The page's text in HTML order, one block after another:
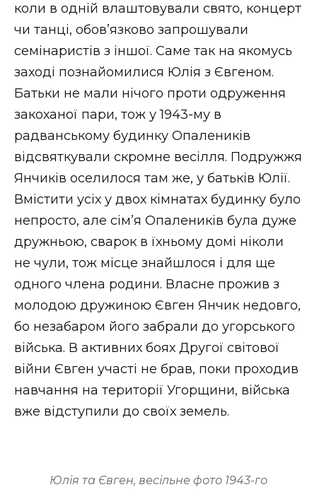
коли в одній влаштовували свято, концерт
чи танці, обов’язково запрошували
семінаристів з іншої. Саме так на якомусь
заході познайомилися Юлія з Євгеном.
Батьки не мали нічого проти одруження
закоханої пари, тож у 1943-му в
радванському будинку Опалеників
відсвяткували скромне весілля. Подружжя
Янчиків оселилося там же, у батьків Юлії.
Вмістити усіх у двох кімнатах будинку було
непросто, але сім’я Опалеників була дуже
дружньою, сварок в їхньому домі ніколи
не чули, тож місце знайшлося і для ще
одного члена родини. Власне прожив з
молодою дружиною Євген Янчик недовго,
бо незабаром його забрали до угорського
війська. В активних боях Другої світової
війни Євген участі не брав, поки проходив
навчання на території Угорщини, війська
вже відступили до своїх земель.
Юлія та Євген, весільне фото 1943-го